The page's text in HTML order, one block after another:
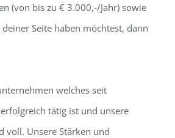
(von bis zu € 3.000,-/Jahr) sowie
Seite haben möchtest, dann
welches seit
tätig ist und unsere
voll. Unsere Stärken und